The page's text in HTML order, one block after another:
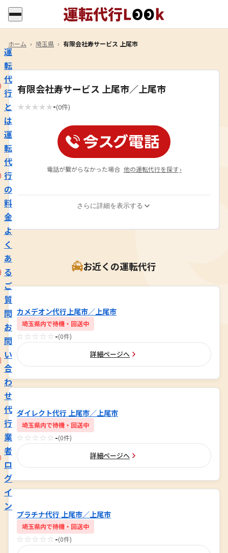
運
転
代
行
と
は
運
転
代
行
の
料
金
よ
く
あ
る
ご
質
問
お
問
い
合
わ
せ
代
行
業
者
ロ
グ
イ
ン
ホーム › 埼玉県 › 有限会社寿サービス 上尾市
有限会社寿サービス 上尾市／上尾市
★★★★★-(0件)
電話が繋がらなかった場合 他の運転代行を探す ›
さらに詳細を表示する
お近くの運転代行
カメデオン代行上尾市／上尾市
埼玉県内で待機・回送中
☆☆☆☆☆ -(0件)
詳細ページへ
ダイレクト代行 上尾市／上尾市
埼玉県内で待機・回送中
☆☆☆☆☆ -(0件)
詳細ページへ
プラチナ代行 上尾市／上尾市
埼玉県内で待機・回送中
☆☆☆☆☆ -(0件)